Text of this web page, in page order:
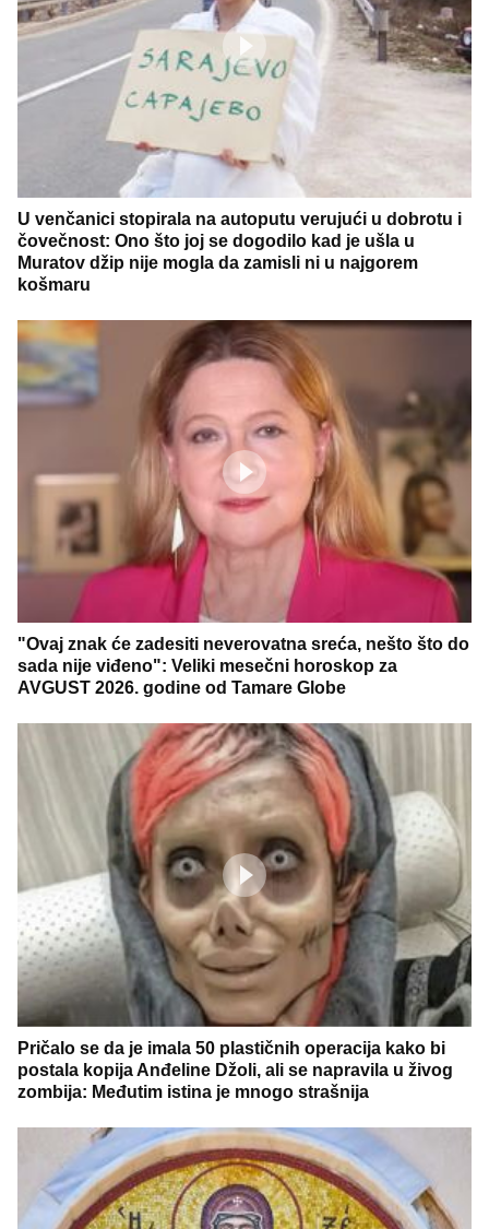
U venčanici stopirala na autoputu verujući u dobrotu i
čovečnost: Ono što joj se dogodilo kad je ušla u
Muratov džip nije mogla da zamisli ni u najgorem
košmaru
"Ovaj znak će zadesiti neverovatna sreća, nešto što do
sada nije viđeno": Veliki mesečni horoskop za
AVGUST 2026. godine od Tamare Globe
Pričalo se da je imala 50 plastičnih operacija kako bi
postala kopija Anđeline Džoli, ali se napravila u živog
zombija: Međutim istina je mnogo strašnija